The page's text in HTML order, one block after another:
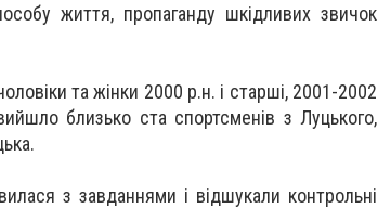
життя, пропаганду шкідливих звичок
та жінки 2000 р.н. і старші, 2001-2002
близько ста спортсменів з Луцького,
з завданнями і відшукали контрольні